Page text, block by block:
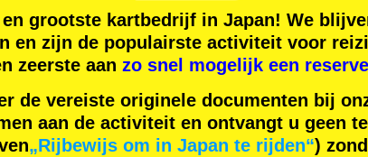
grootste kartbedrijf in Japan! We
en zijn de populairste activiteit voor
zeerste aan zo snel mogelijk een
de vereiste originele documenten bij
aan de activiteit en ontvangt u geen
„Rijbewijs om in Japan te rijden“)